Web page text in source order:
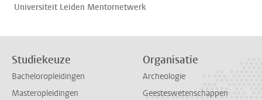
Universiteit Leiden Mentornetwerk
Studiekeuze
Bacheloropleidingen
Masteropleidingen
Organisatie
Archeologie
Geesteswetenschappen